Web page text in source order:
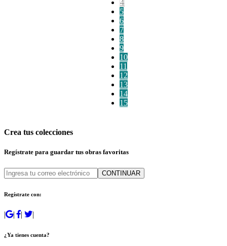
4
5
6
7
8
9
10
11
12
13
14
15
Crea tus colecciones
Regístrate para guardar tus obras favoritas
CONTINUAR
Regístrate con:
| | | |
¿Ya tienes cuenta?